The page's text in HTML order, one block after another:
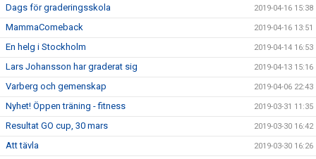
Dags för graderingsskola 2019-04-16 15:38
MammaComeback 2019-04-16 13:51
En helg i Stockholm 2019-04-14 16:53
Lars Johansson har graderat sig 2019-04-13 15:16
Varberg och gemenskap 2019-04-06 22:43
Nyhet! Öppen träning - fitness 2019-03-31 11:35
Resultat GO cup, 30 mars 2019-03-30 16:42
Att tävla 2019-03-30 16:26